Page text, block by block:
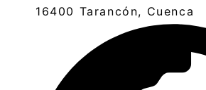
16400 Tarancón, Cuenca